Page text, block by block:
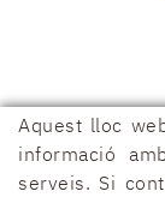
Aquest lloc
informació
serveis. Si